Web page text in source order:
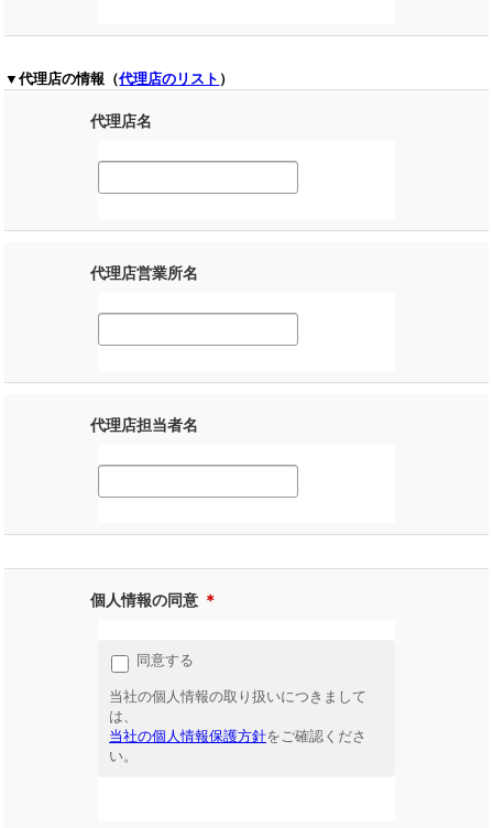
▼代理店の情報（代理店のリスト ）
代理店名
代理店営業所名
代理店担当者名
個人情報の同意 ＊
同意する
当社の個人情報の取り扱いにつきまして
は、
当社の個人情報保護方針をご確認くださ
い。